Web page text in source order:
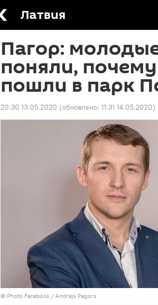
Латвия
Пагор:
поняли,
пошли в парк
20:30 13.05.2020 (обновлено: 11:31 14.05.2020)
© Photo Facebook / Andrejs Pagors